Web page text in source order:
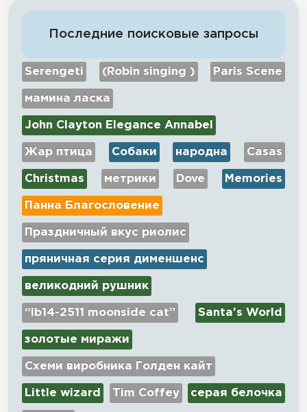
Последние поисковые запросы
Serengeti (Robin singing ) Paris Scene
мамина ласка
John Clayton Elegance Annabel
Жар птица Собаки народна Casas
Christmas метрики Dove Memories
Панна Благословение
Праздничный вкус риолис
пряничная серия дименшенс
великодний рушник
“lb14-2511 moonside cat” Santa's World
золотые миражи
Схеми виробника Голден кайт
Little wizard Tim Coffey серая белочка